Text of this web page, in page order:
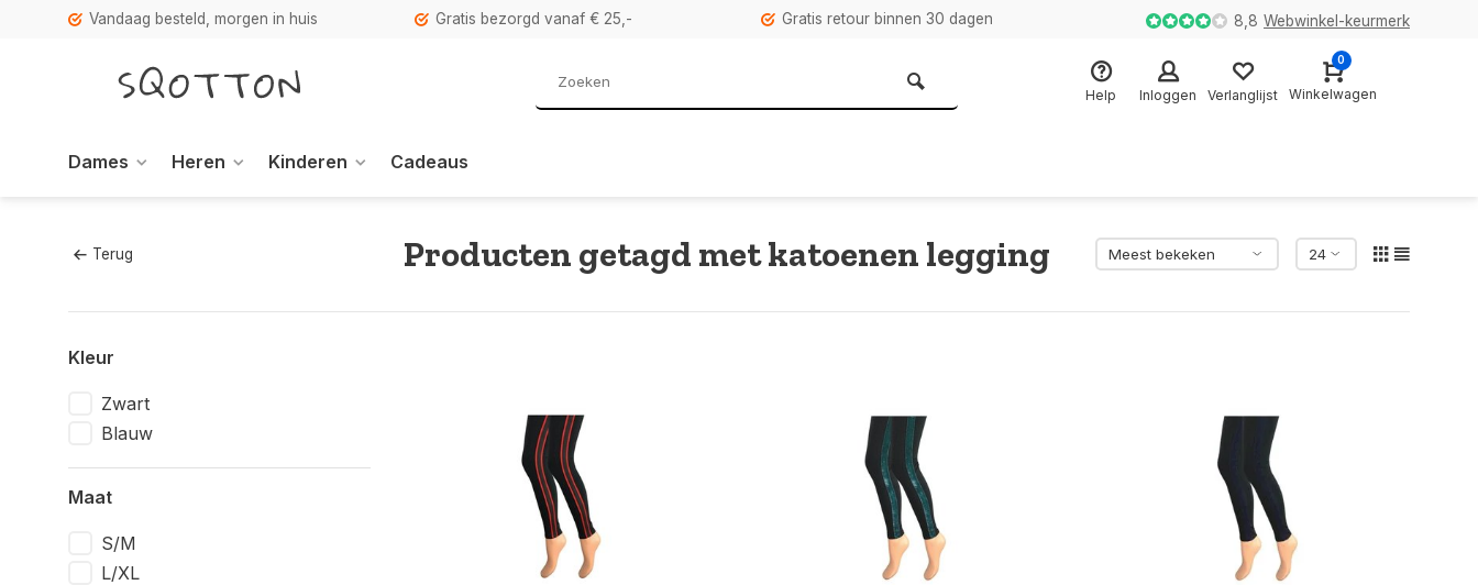
Vandaag besteld, morgen in huis Gratis bezorgd vanaf € 25,- Gratis retour binnen 30 dagen 8,8 Webwinkel-keurmerk
Help Inloggen Verlanglijst
0
Winkelwagen
Dames Heren Kinderen Cadeaus
Terug Producten getagd met katoenen legging
Kleur
Zwart
Blauw
Maat
S/M
L/XL